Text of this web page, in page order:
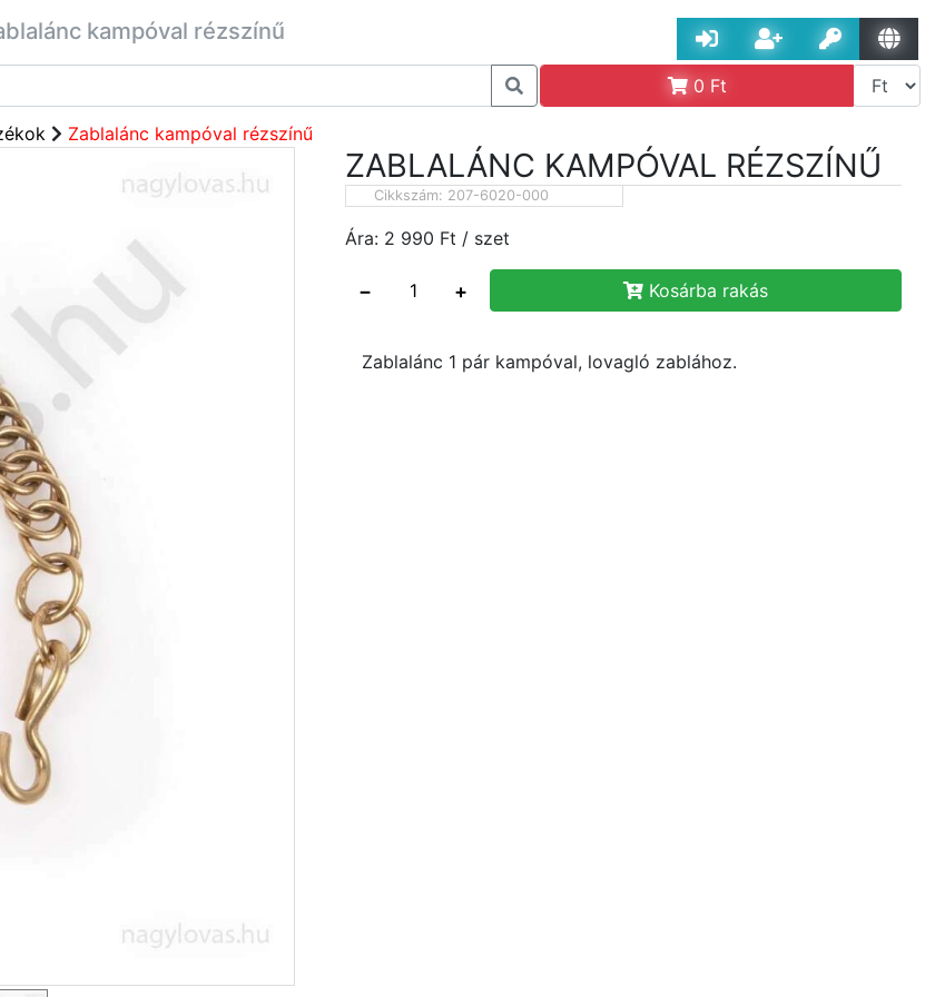
kampóval rézszínű
0 Ft
Zablalánc kampóval rézszínű
ZABLALÁNC KAMPÓVAL RÉZSZÍNŰ
Cikkszám: 207-6020-000
Ára: 2 990 Ft / szet
− + Kosárba rakás
Zablalánc 1 pár kampóval, lovagló zablához.